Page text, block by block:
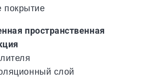
покрытие
пространственная
слой